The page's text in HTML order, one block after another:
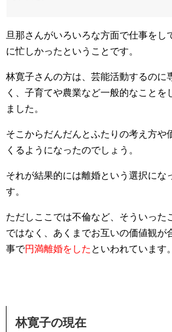
旦那さんがいろいろな方面で仕事をし
に忙しかったということです。
林寛子さんの方は、芸能活動するのに
く、子育てや農業など一般的なことを
ました。
そこからだんだんとふたりの考え方や
くるようになったのでしょう。
それが結果的には離婚という選択にな
す。
ただしここでは不倫など、そういった
ではなく、あくまでお互いの価値観が
事で円満離婚をした といわれています。
林寛子の現在